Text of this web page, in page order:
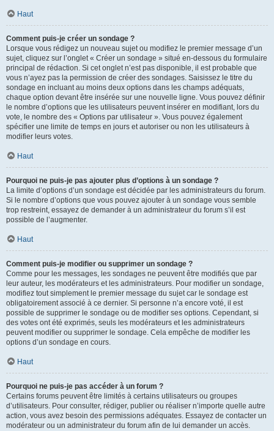
Haut
Comment puis-je créer un sondage ?
Lorsque vous rédigez un nouveau sujet ou modifiez le premier message d’un
sujet, cliquez sur l’onglet « Créer un sondage » situé en-dessous du formulaire
principal de rédaction. Si cet onglet n’est pas disponible, il est probable que
vous n’ayez pas la permission de créer des sondages. Saisissez le titre du
sondage en incluant au moins deux options dans les champs adéquats,
chaque option devant être insérée sur une nouvelle ligne. Vous pouvez définir
le nombre d’options que les utilisateurs peuvent insérer en modifiant, lors du
vote, le nombre des « Options par utilisateur ». Vous pouvez également
spécifier une limite de temps en jours et autoriser ou non les utilisateurs à
modifier leurs votes.
Haut
Pourquoi ne puis-je pas ajouter plus d’options à un sondage ?
La limite d’options d’un sondage est décidée par les administrateurs du forum.
Si le nombre d’options que vous pouvez ajouter à un sondage vous semble
trop restreint, essayez de demander à un administrateur du forum s’il est
possible de l’augmenter.
Haut
Comment puis-je modifier ou supprimer un sondage ?
Comme pour les messages, les sondages ne peuvent être modifiés que par
leur auteur, les modérateurs et les administrateurs. Pour modifier un sondage,
modifiez tout simplement le premier message du sujet car le sondage est
obligatoirement associé à ce dernier. Si personne n’a encore voté, il est
possible de supprimer le sondage ou de modifier ses options. Cependant, si
des votes ont été exprimés, seuls les modérateurs et les administrateurs
peuvent modifier ou supprimer le sondage. Cela empêche de modifier les
options d’un sondage en cours.
Haut
Pourquoi ne puis-je pas accéder à un forum ?
Certains forums peuvent être limités à certains utilisateurs ou groupes
d’utilisateurs. Pour consulter, rédiger, publier ou réaliser n’importe quelle autre
action, vous avez besoin des permissions adéquates. Essayez de contacter un
modérateur ou un administrateur du forum afin de lui demander un accès.